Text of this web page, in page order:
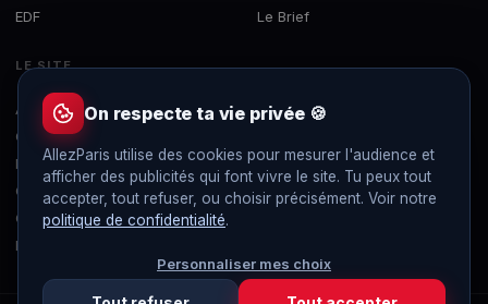
EDF
Le Brief
LE SITE
À propos
Contact
Mentions légales
Confidentialité
Gérer les cookies
Flux RSS
On respecte ta vie privée 🍪
AllezParis utilise des cookies pour mesurer l'audience et
afficher des publicités qui font vivre le site. Tu peux tout
accepter, tout refuser, ou choisir précisément. Voir notre
politique de confidentialité.
Personnaliser mes choix